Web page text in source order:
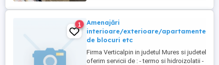
1
Amenajări
interioare/exterioare/apartamente/
de blocuri etc
Firma Verticalpin in judetul Mures si judetele
oferim servicii de : - termo si hidroizolatii -